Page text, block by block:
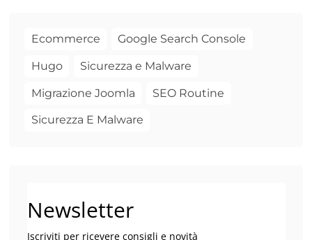
Ecommerce Google Search Console
Hugo Sicurezza e Malware
Migrazione Joomla SEO Routine
Sicurezza E Malware
Newsletter
Iscriviti per ricevere consigli e novità